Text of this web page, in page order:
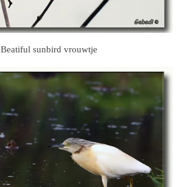
Beatiful sunbird vrouwtje